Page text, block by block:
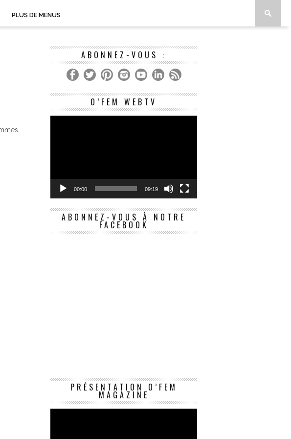
PLUS DE MENUS
ABONNEZ-VOUS :
O’FEM WEBTV
Lecteur
00:00 09:19
ABONNEZ-VOUS À NOTRE
FACEBOOK
PRÉSENTATION O’FEM
MAGAZINE
Lecteur